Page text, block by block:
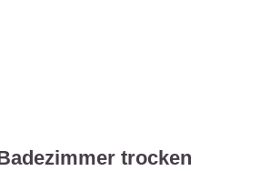
trocken